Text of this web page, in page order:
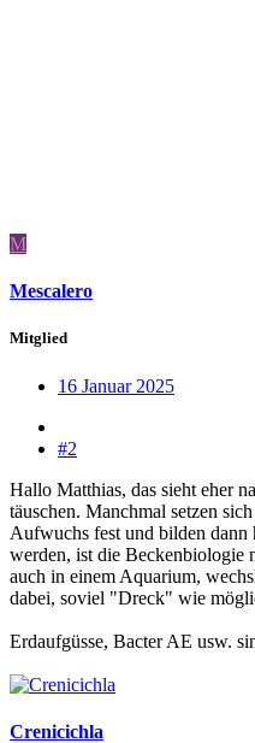
M
Mescalero
Mitglied
16 Januar 2025
#2
Hallo Matthias, das sieht eher
täuschen. Manchmal setzen
Aufwuchs fest und bilden dann
werden, ist die Beckenbiologie
auch in einem Aquarium,
dabei, soviel "Dreck" wie
Erdaufgüsse, Bacter AE usw.
Crenicichla